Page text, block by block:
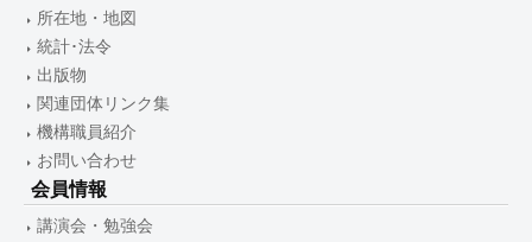
所在地・地図
統計･法令
出版物
関連団体リンク集
機構職員紹介
お問い合わせ
会員情報
講演会・勉強会